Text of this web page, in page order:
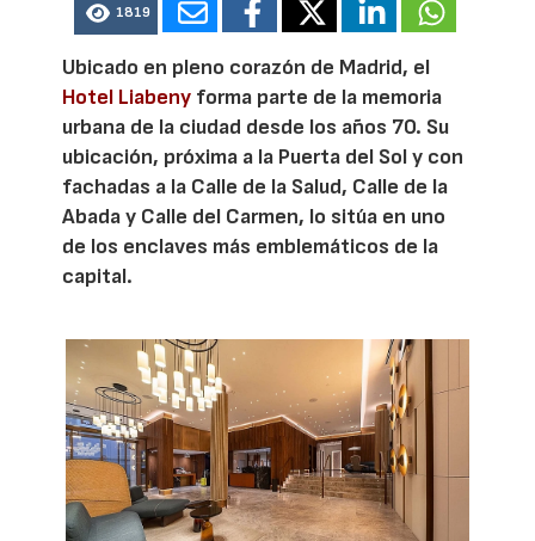
1819
Ubicado en pleno corazón de Madrid, el
Hotel Liabeny forma parte de la memoria
urbana de la ciudad desde los años 70. Su
ubicación, próxima a la Puerta del Sol y con
fachadas a la Calle de la Salud, Calle de la
Abada y Calle del Carmen, lo sitúa en uno
de los enclaves más emblemáticos de la
capital.